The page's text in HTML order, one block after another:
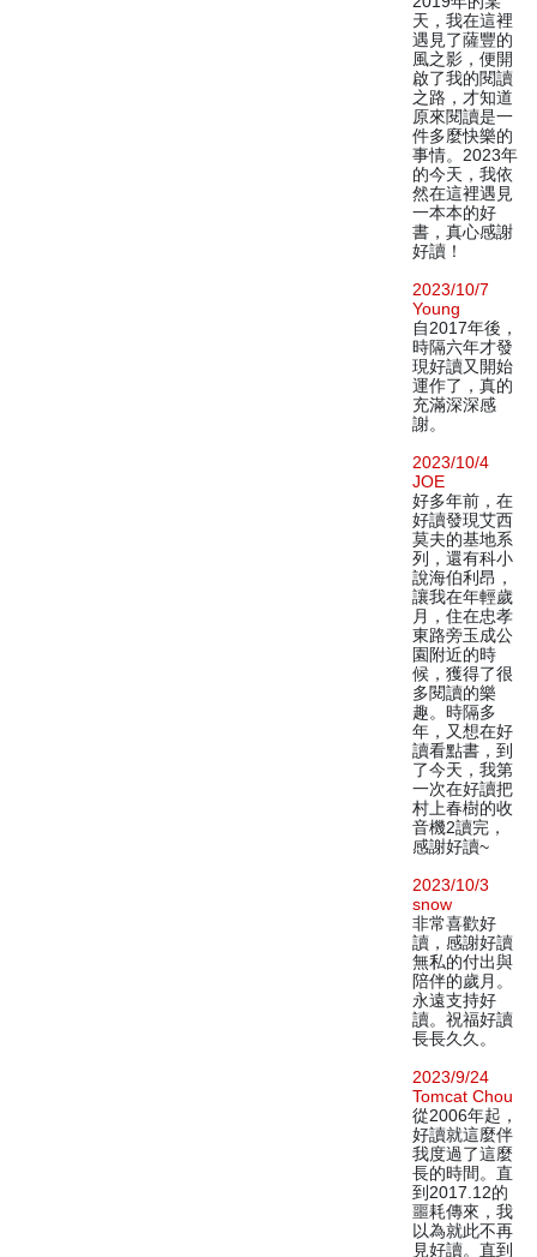
天，我在這裡
遇見了薩豐的
風之影，便開
啟了我的閱讀
之路，才知道
原來閱讀是一
件多麼快樂的
事情。2023年
的今天，我依
然在這裡遇見
一本本的好
書，真心感謝
好讀！
2023/10/7
Young
自2017年後，
時隔六年才發
現好讀又開始
運作了，真的
充滿深深感
謝。
2023/10/4
JOE
好多年前，在
好讀發現艾西
莫夫的基地系
列，還有科小
說海伯利昂，
讓我在年輕歲
月，住在忠孝
東路旁玉成公
園附近的時
候，獲得了很
多閱讀的樂
趣。時隔多
年，又想在好
讀看點書，到
了今天，我第
一次在好讀把
村上春樹的收
音機2讀完，
感謝好讀~
2023/10/3
snow
非常喜歡好
讀，感謝好讀
無私的付出與
陪伴的歲月。
永遠支持好
讀。祝福好讀
長長久久。
2023/9/24
Tomcat Chou
從2006年起，
好讀就這麼伴
我度過了這麼
長的時間。直
到2017.12的
噩耗傳來，我
以為就此不再
見好讀。直到